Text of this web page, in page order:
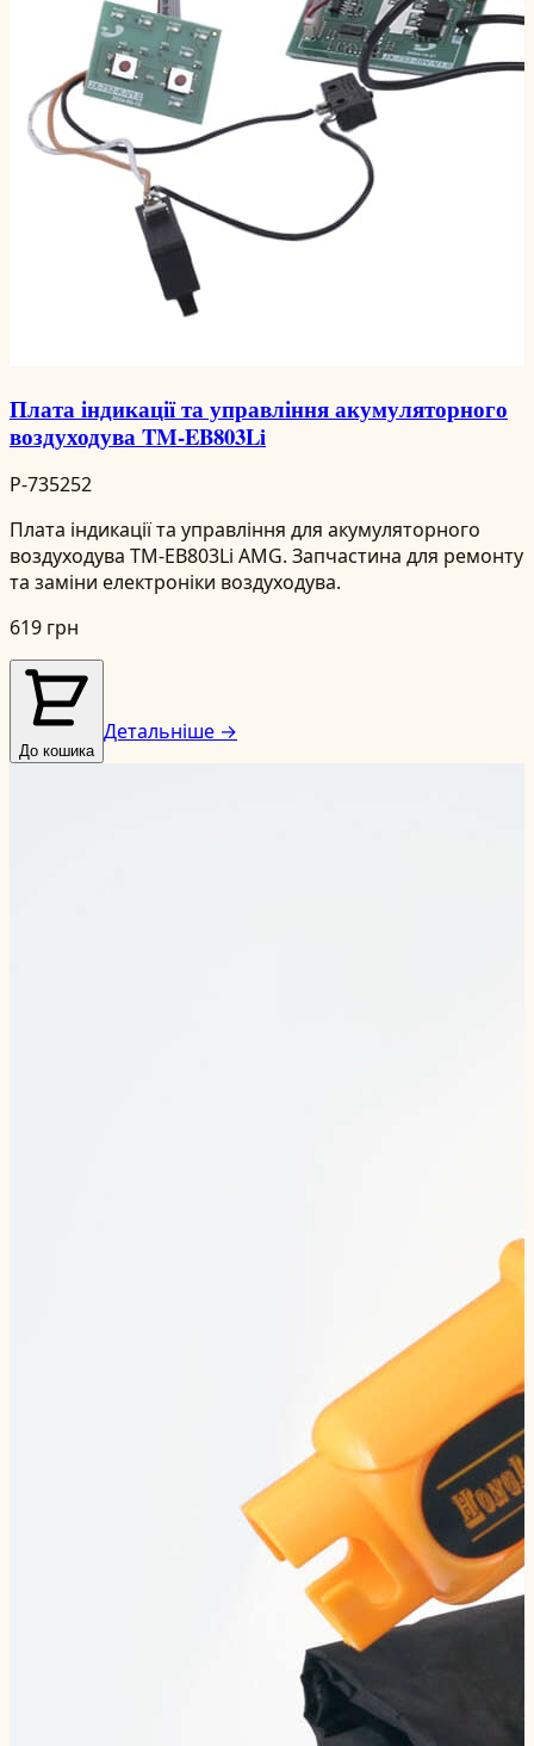
Плата індикації та управління акумуляторного
воздуходува TM-EB803Li
P-735252
Плата індикації та управління для акумуляторного
воздуходува TM-EB803Li AMG. Запчастина для ремонту
та заміни електроніки воздуходува.
619 грн
До кошика
Детальніше →